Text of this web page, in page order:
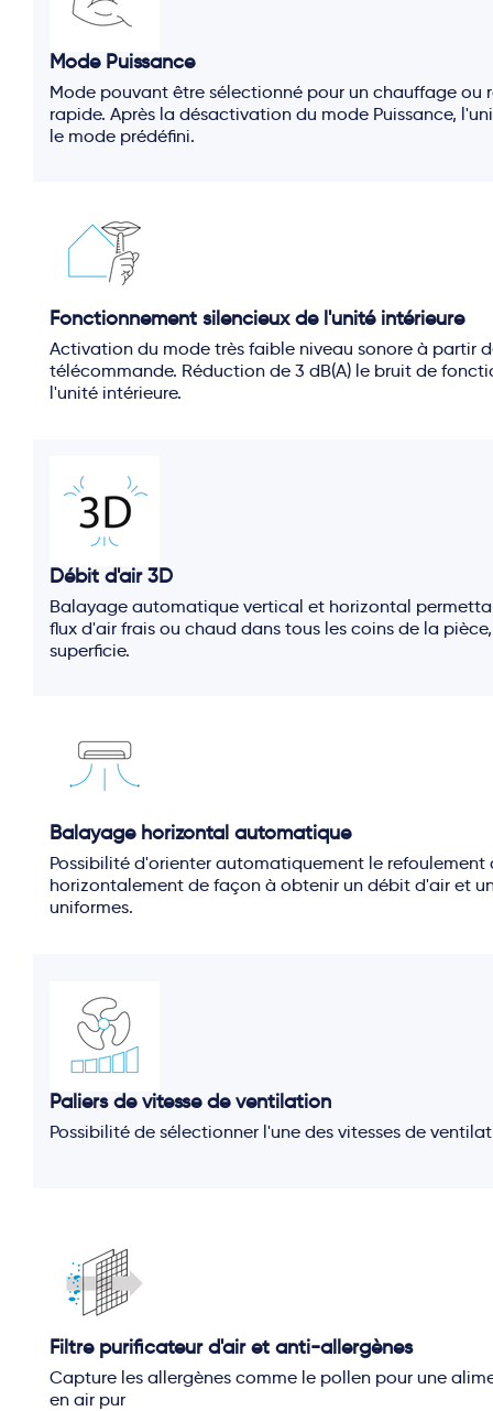
Mode Puissance
Mode pouvant être sélectionné pour un chauffage ou
rapide. Après la désactivation du mode Puissance,
le mode prédéfini.
Fonctionnement silencieux de l'unité intérieure
Activation du mode très faible niveau sonore à partir
télécommande. Réduction de 3 dB(A) le bruit de
l'unité intérieure.
Débit d'air 3D
Balayage automatique vertical et horizontal
flux d'air frais ou chaud dans tous les coins de la
superficie.
Balayage horizontal automatique
Possibilité d'orienter automatiquement le refoulement
horizontalement de façon à obtenir un débit d'air et
uniformes.
Paliers de vitesse de ventilation
Possibilité de sélectionner l'une des vitesses de
Filtre purificateur d'air et anti-allergènes
Capture les allergènes comme le pollen pour une
en air pur